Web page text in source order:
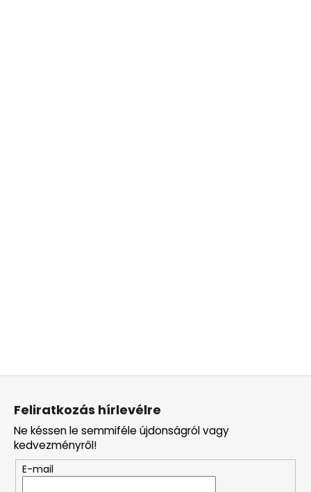
L
Feliratkozás hírlevélre
Ne késsen le semmiféle újdonságról vagy
kedvezményről!
E-mail